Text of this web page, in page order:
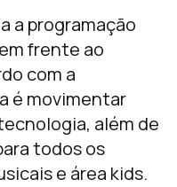
a programação
frente ao
com a
é movimentar
além de
todos os
e área kids.